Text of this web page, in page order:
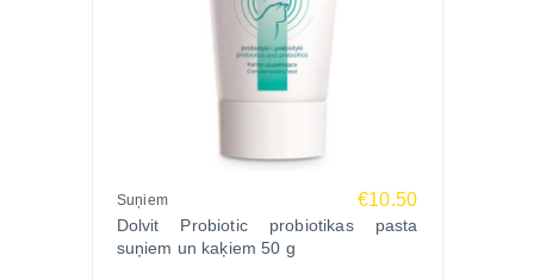
Suņiem €10.50
Dolvit Probiotic probiotikas pasta
suņiem un kaķiem 50 g